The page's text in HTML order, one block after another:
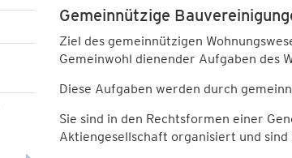
Gemeinnützige
Ziel des gemeinnützigen
Gemeinwohl dienender Aufgaben des
Diese Aufgaben werden durch
Sie sind in den Rechtsformen einer
Aktiengesellschaft organisiert und